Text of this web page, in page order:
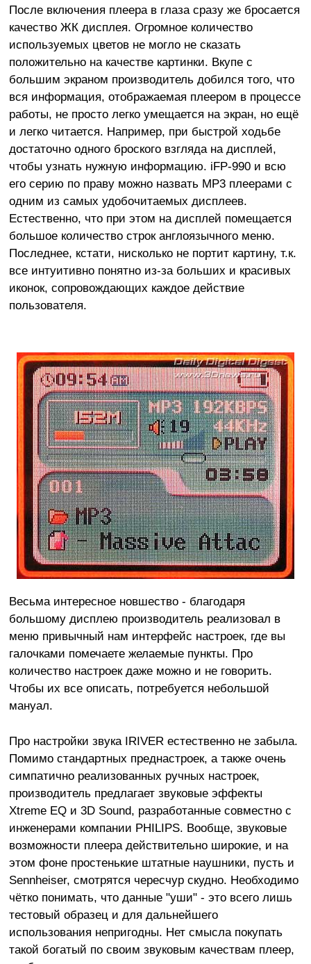
После включения плеера в глаза сразу же бросается
качество ЖК дисплея. Огромное количество
используемых цветов не могло не сказать
положительно на качестве картинки. Вкупе с
большим экраном производитель добился того, что
вся информация, отображаемая плеером в процессе
работы, не просто легко умещается на экран, но ещё
и легко читается. Например, при быстрой ходьбе
достаточно одного броского взгляда на дисплей,
чтобы узнать нужную информацию. iFP-990 и всю
его серию по праву можно назвать MP3 плеерами с
одним из самых удобочитаемых дисплеев.
Естественно, что при этом на дисплей помещается
большое количество строк англоязычного меню.
Последнее, кстати, нисколько не портит картину, т.к.
все интуитивно понятно из-за больших и красивых
иконок, сопровождающих каждое действие
пользователя.
Весьма интересное новшество - благодаря
большому дисплею производитель реализовал в
меню привычный нам интерфейс настроек, где вы
галочками помечаете желаемые пункты. Про
количество настроек даже можно и не говорить.
Чтобы их все описать, потребуется небольшой
мануал.
Про настройки звука IRIVER естественно не забыла.
Помимо стандартных преднастроек, а также очень
симпатично реализованных ручных настроек,
производитель предлагает звуковые эффекты
Xtreme EQ и 3D Sound, разработанные совместно с
инженерами компании PHILIPS. Вообще, звуковые
возможности плеера действительно широкие, и на
этом фоне простенькие штатные наушники, пусть и
Sennheiser, смотрятся чересчур скудно. Необходимо
чётко понимать, что данные "уши" - это всего лишь
тестовый образец и для дальнейшего
использования непригодны. Нет смысла покупать
такой богатый по своим звуковым качествам плеер,